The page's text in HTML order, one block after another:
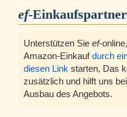
ef-Einkaufspartner
Unterstützen Sie ef-
Amazon-Einkaufdurch
diesen Link starten, Das
zusätzlich und hilft uns
Ausbau des Angebots.